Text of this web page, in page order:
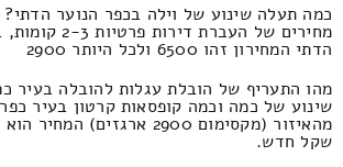
כמה תעלה שינוע של וילה בכפר הנוער הדתי?
מחירים של העברת
הדתי המחירון זהו 6500 ולכל היותר 2900
מהו התעריף של הובלת עגלות להובלה בעיר
שינוע של כמה וכמה קופסאות קרטון בעיר
שקל חדש.